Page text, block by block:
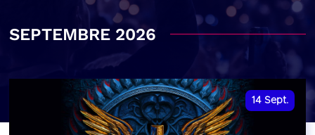
SEPTEMBRE 2026
14 Sept.